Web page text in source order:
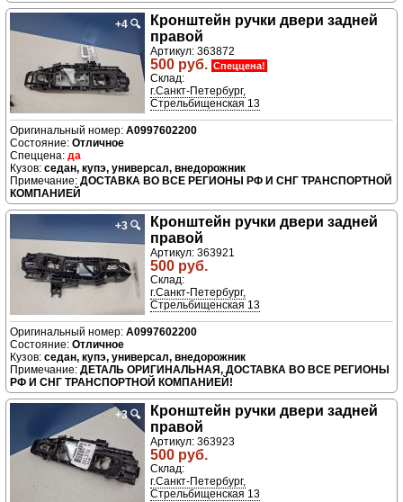
+4 🔍
Кронштейн ручки двери задней
правой
Артикул: 363872
500 руб. Спеццена!
Склад:
г.Санкт-Петербург,
Стрельбищенская 13
A0997602200
Отличное
да
седан, купэ, универсал, внедорожник
ДОСТАВКА ВО ВСЕ РЕГИОНЫ РФ И СНГ ТРАНСПОРТНОЙ
КОМПАНИЕЙ
+3 🔍
Кронштейн ручки двери задней
правой
Артикул: 363921
500 руб.
Склад:
г.Санкт-Петербург,
Стрельбищенская 13
A0997602200
Отличное
седан, купэ, универсал, внедорожник
ДЕТАЛЬ ОРИГИНАЛЬНАЯ, ДОСТАВКА ВО ВСЕ РЕГИОНЫ
РФ И СНГ ТРАНСПОРТНОЙ КОМПАНИЕЙ!
+3🔍
Кронштейн ручки двери задней
правой
Артикул: 363923
500 руб.
Склад:
г.Санкт-Петербург,
Стрельбищенская 13